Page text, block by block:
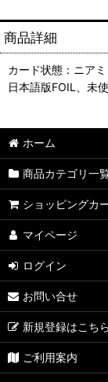
商品詳細
カード状態：ニアミ
日本語版FOIL、未
ホーム
商品カテゴリ一
ショッピングカ
マイページ
ログイン
お問い合せ
新規登録はこちら
ご利用案内